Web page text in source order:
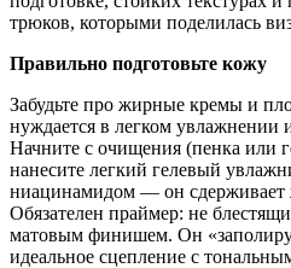
трюков, которыми поделилась
Правильно подготовьте кожу
Забудьте про жирные кремы и
нуждается в легком увлажнении
Начните с очищения (пенка или
нанесите легкий гелевый
ниацинамидом — он сдерживает
Обязателен праймер: не
матовым финишем. Он
идеальное сцепление с